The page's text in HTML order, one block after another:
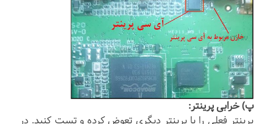
پ) خرابی پرینتر:
پرینتر فعلی را با پرینتر دیگری تعوض کرده و تست کنید. در